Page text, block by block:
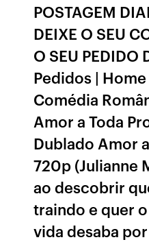
POSTAGEM
DEIXE O SEU
O SEU PEDIDO
Pedidos |
Comédia
Amor a Toda
Dublado Amor
720p (Julianne
ao descobrir
traindo e quer
vida desaba